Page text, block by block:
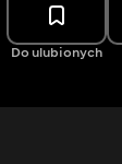
Do ulubionych